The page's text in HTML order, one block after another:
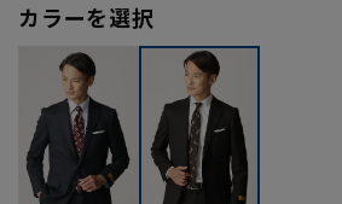
カラーを選択